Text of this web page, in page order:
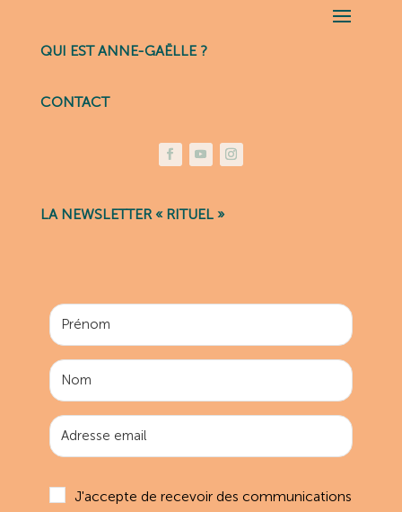
QUI EST ANNE-GAËLLE ?
CONTACT
LA NEWSLETTER « RITUEL »
J'accepte de recevoir des communications